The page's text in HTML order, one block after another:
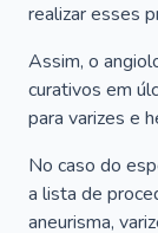
realizar esses
Assim, o
curativos em
para varizes e
No caso do
a lista de
aneurisma,